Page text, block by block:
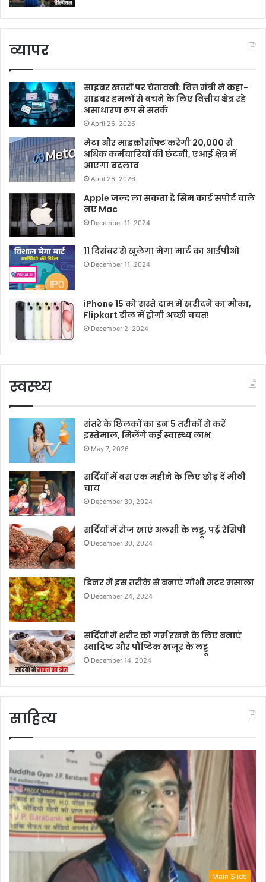
व्यापर
साइबर खतरों पर चेतावनी: वित्त मंत्री ने कहा-
साइबर हमलों से बचने के लिए वित्तीय क्षेत्र रहे
असाधारण रूप से सतर्क
April 26, 2026
मेटा और माइक्रोसॉफ्ट करेगी 20,000 से
अधिक कर्मचारियों की छंटनी, एआई क्षेत्र में
आएगा बदलाव
April 26, 2026
Apple जल्द ला सकता है सिम कार्ड सपोर्ट वाले
नए Mac
December 11, 2024
11 दिसंबर से खुलेगा मेगा मार्ट का आईपीओ
December 11, 2024
iPhone 15 को सस्ते दाम में खरीदने का मौका,
Flipkart डील में होगी अच्छी बचत!
December 2, 2024
स्वस्थ्य
संतरे के छिलकों का इन 5 तरीकों से करें
इस्तेमाल, मिलेंगे कई स्वास्थ्य लाभ
May 7, 2026
सर्दियों में बस एक महीने के लिए छोड़ दें मीठी
चाय
December 30, 2024
सर्दियों में रोज खाएं अलसी के लड्डू, पढ़ें रेसिपी
December 30, 2024
डिनर में इस तरीके से बनाएं गोभी मटर मसाला
December 24, 2024
सर्दियों में शरीर को गर्म रखने के लिए बनाएं
स्वादिष्ट और पौष्टिक खजूर के लड्डू
December 14, 2024
साहित्य
Main Slide